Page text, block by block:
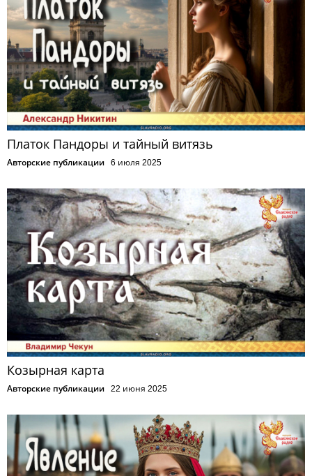
Платок Пандоры и тайный витязь
Авторские публикации 6 июля 2025
Козырная карта
Авторские публикации 22 июня 2025